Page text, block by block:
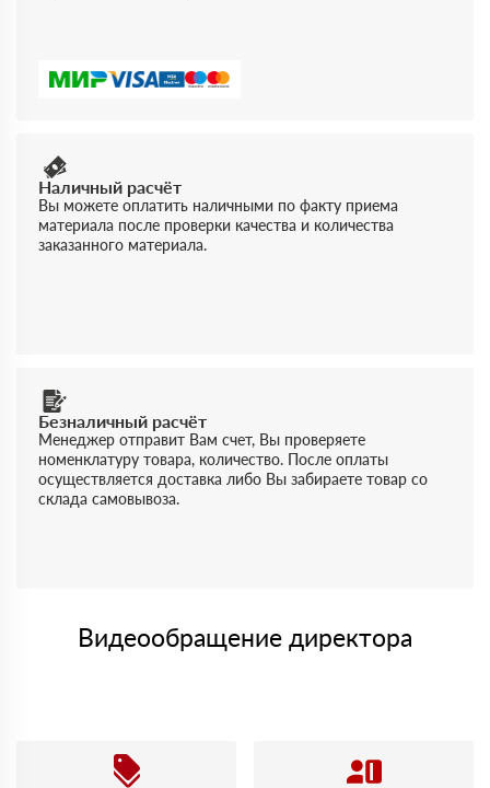
Наличный расчёт
Вы можете оплатить наличными по факту приема
материала после проверки качества и количества
заказанного материала.
Безналичный расчёт
Менеджер отправит Вам счет, Вы проверяете
номенклатуру товара, количество. После оплаты
осуществляется доставка либо Вы забираете товар со
склада самовывоза.
Видеообращение директора